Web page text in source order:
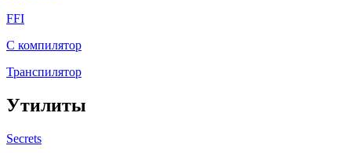
FFI
C компилятор
Транспилятор
Утилиты
Secrets